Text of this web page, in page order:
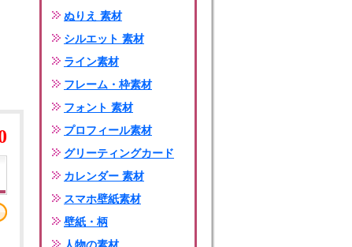
ぬりえ 素材
シルエット 素材
ライン素材
フレーム・枠素材
フォント 素材
プロフィール素材
グリーティングカード
カレンダー 素材
スマホ壁紙素材
壁紙・柄